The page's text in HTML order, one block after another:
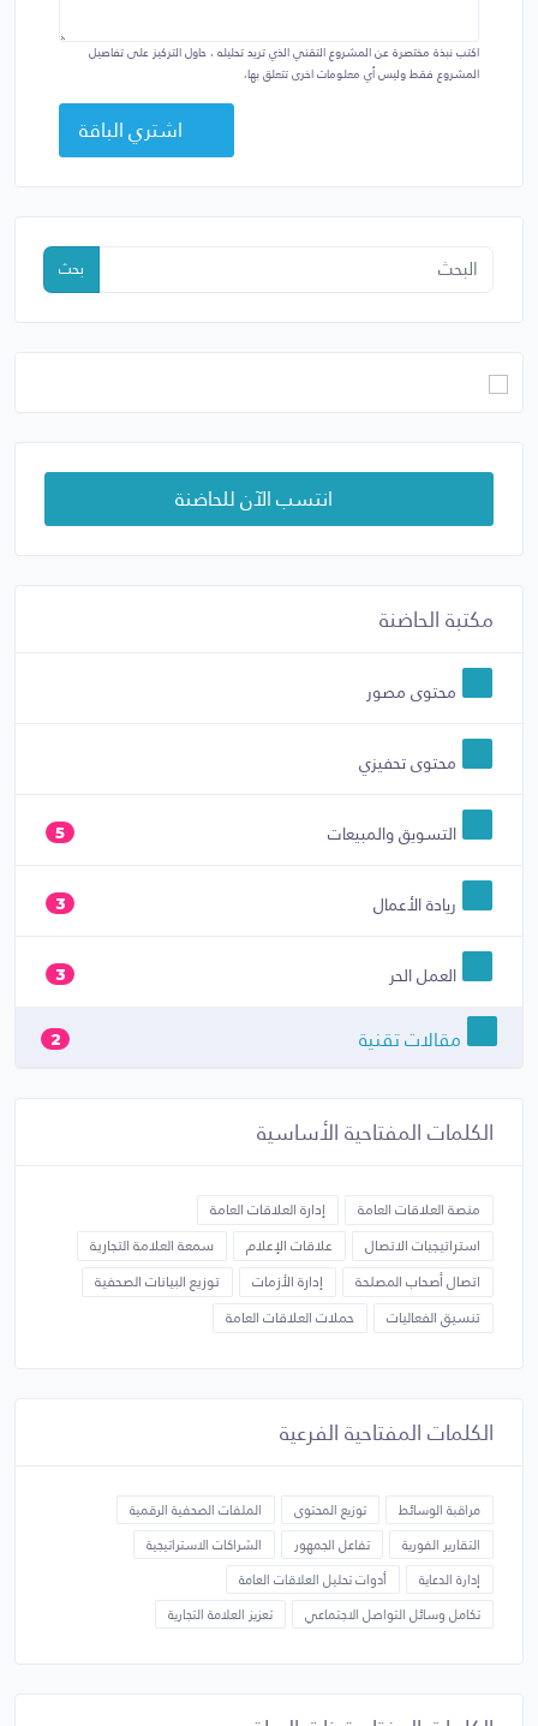
اكتب نبذة مختصرة عن المشروع التقني الذي تريد تحليله ، حاول التركيز على تفاصيل
المشروع فقط وليس أي معلومات اخرى تتعلق بها،
اشتري الباقة
بحث
انتسب الآن للحاضنة
مكتبة الحاضنة
محتوى مصور
محتوى تحفيزي
التسويق والمبيعات 5
ريادة الأعمال 3
العمل الحر 3
مقالات تقنية 2
الكلمات المفتاحية الأساسية
منصة العلاقات العامة
إدارة العلاقات العامة
استراتيجيات الاتصال
علاقات الإعلام
سمعة العلامة التجارية
اتصال أصحاب المصلحة
إدارة الأزمات
توزيع البيانات الصحفية
تنسيق الفعاليات
حملات العلاقات العامة
الكلمات المفتاحية الفرعية
مراقبة الوسائط توزيع المحتوى
الملفات الصحفية الرقمية
التقارير الفورية
تفاعل الجمهور
الشراكات الاستراتيجية
إدارة الدعاية
أدوات تحليل العلاقات العامة
تكامل وسائل التواصل الاجتماعي
تعزيز العلامة التجارية